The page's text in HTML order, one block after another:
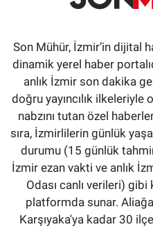
Son Mühür, İzmir’in dijital
dinamik yerel haber
anlık İzmir son dakika
doğru yayıncılık ilkeleriyle
nabzını tutan özel
sıra, İzmirlilerin günlük
durumu (15 günlük
İzmir ezan vakti ve anlık
Odası canlı verileri)
platformda sunar.
Karşıyaka'ya kadar 30